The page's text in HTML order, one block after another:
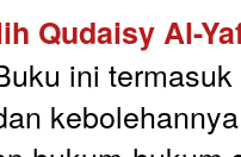
Qudaisy Al-
ini termasuk